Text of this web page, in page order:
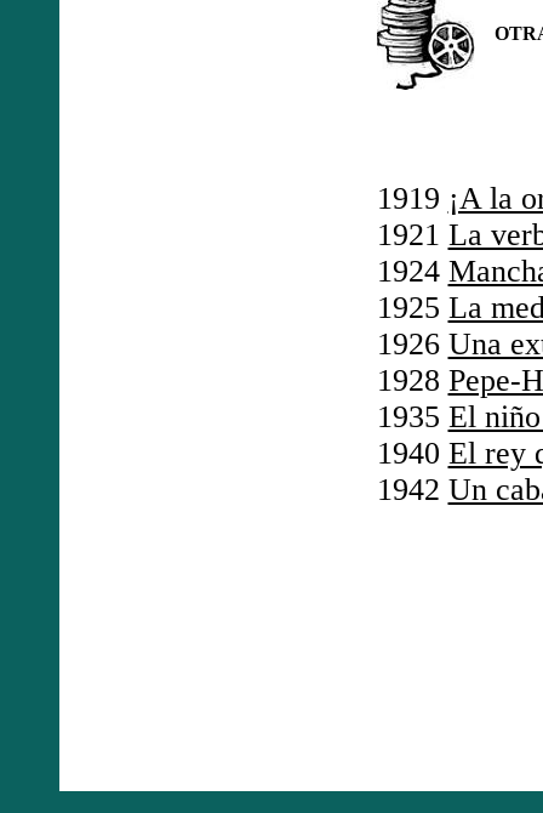
1919 ¡A la
1921 La
1924
1925 La
1926 Una
1928 Pepe-
1935 El
1940 El rey
1942 Un